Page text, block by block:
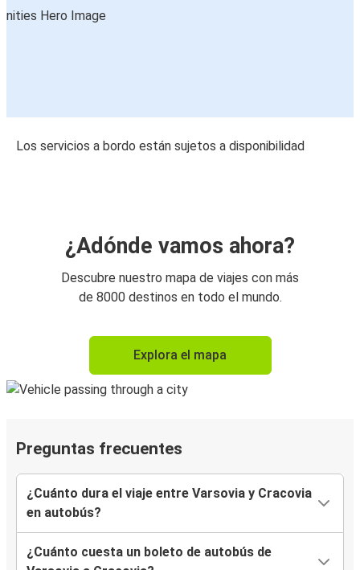
Los servicios a bordo están sujetos a disponibilidad
¿Adónde vamos ahora?
Descubre nuestro mapa de viajes con más
de 8000 destinos en todo el mundo.
Explora el mapa
Preguntas frecuentes
¿Cuánto dura el viaje entre Varsovia y Cracovia
en autobús?
¿Cuánto cuesta un boleto de autobús de